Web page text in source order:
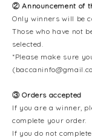
② Announcement of
Only winners will be
Those who have not
selected.
*Please make sure
(
③ Orders accepted
If you are a winner,
complete your order.
If you do not